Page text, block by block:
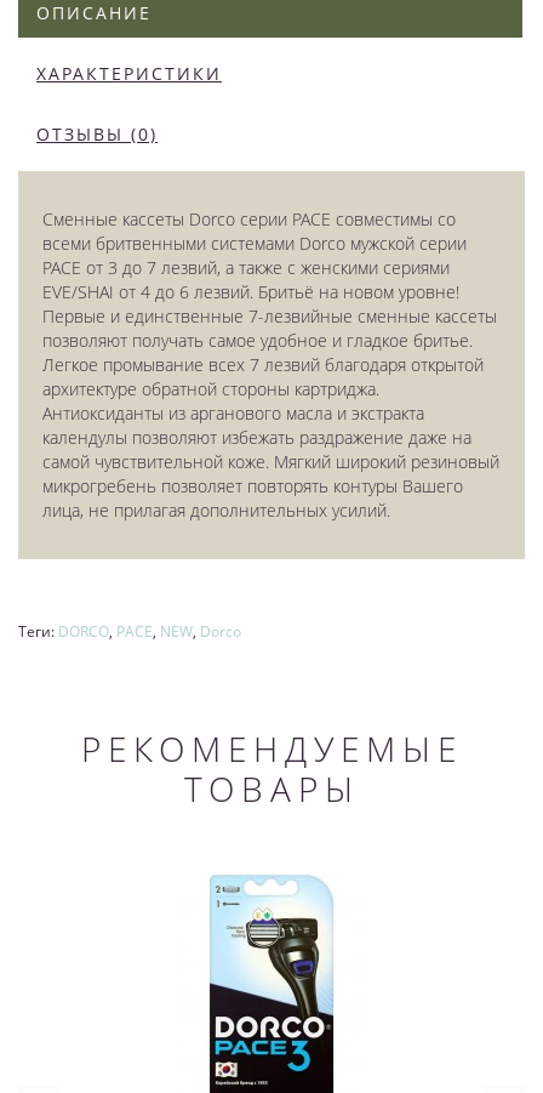
ОПИСАНИЕ
ХАРАКТЕРИСТИКИ
ОТЗЫВЫ (0)
Сменные кассеты Dorco серии PACE совместимы со
всеми бритвенными системами Dorco мужской серии
PACE от 3 до 7 лезвий, а также с женскими сериями
EVE/SHAI от 4 до 6 лезвий. Бритьё на новом уровне!
Первые и единственные 7-лезвийные сменные кассеты
позволяют получать самое удобное и гладкое бритье.
Легкое промывание всех 7 лезвий благодаря открытой
архитектуре обратной стороны картриджа.
Антиоксиданты из арганового масла и экстракта
календулы позволяют избежать раздражение даже на
самой чувствительной коже. Мягкий широкий резиновый
микрогребень позволяет повторять контуры Вашего
лица, не прилагая дополнительных усилий.
Теги: DORCO, PACE, NEW, Dorco
РЕКОМЕНДУЕМЫЕ
ТОВАРЫ